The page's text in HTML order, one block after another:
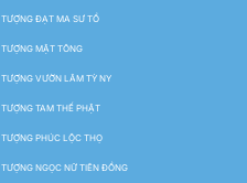
TƯỢNG ĐẠT MA SƯ TỔ
TƯỢNG MẬT TÔNG
TƯỢNG VƯỜN LÂM TỲ NY
TƯỢNG TAM THẾ PHẬT
TƯỢNG PHÚC LỘC THỌ
TƯỢNG NGỌC NỮ TIÊN ĐỒNG